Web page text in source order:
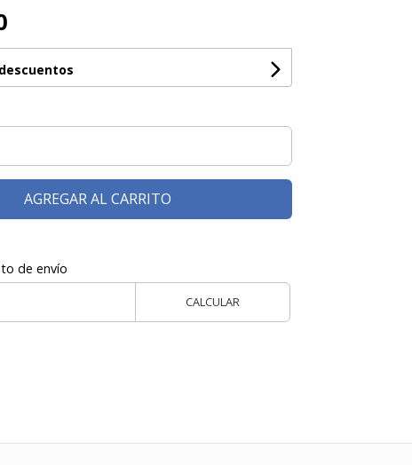
AGREGAR AL CARRITO
de envío
CALCULAR